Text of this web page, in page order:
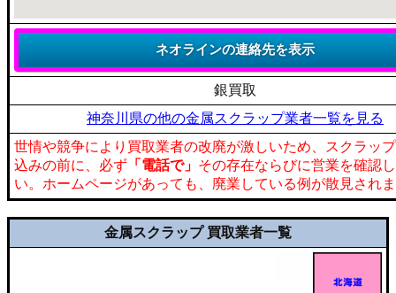
銀買取
神奈川県の他の金属スクラップ業者一覧を見る
世情や競争により買取業者の改廃が激しいため、スクラッ
込みの前に、必ず 「電話で」 その存在ならびに営業を確認
い。ホームページがあっても、廃業している例が散見され
金属スクラップ 買取業者一覧